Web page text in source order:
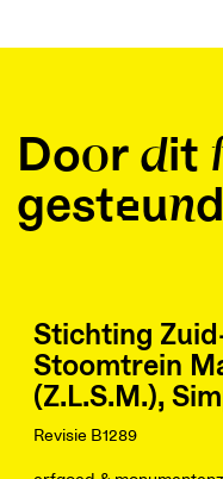
Door dit
Stichting
Stoomtrein
(Z.L.S.M.),
Revisie B1289